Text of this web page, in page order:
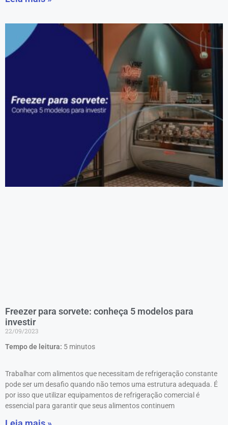
Freezer para sorvete: conheça 5 modelos para
investir
22/09/2023
Tempo de leitura: 5 minutos
Trabalhar com alimentos que necessitam de refrigeração constante
pode ser um desafio quando não temos uma estrutura adequada. É
por isso que utilizar equipamentos de refrigeração comercial é
essencial para garantir que seus alimentos continuem